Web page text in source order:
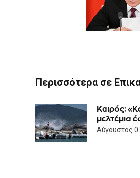
Περισσότερα σε
Καιρός:
μελτέμια
Αύγουστος